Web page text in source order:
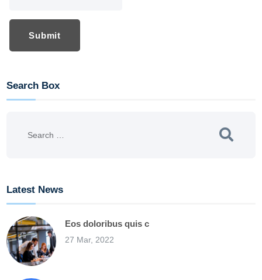
Submit
Search Box
Latest News
Eos doloribus quis c
27 Mar, 2022